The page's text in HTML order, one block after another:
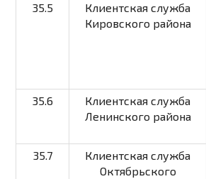
35.5
Клиентская служба
Кировского района
35.6
Клиентская служба
Ленинского района
35.7
Клиентская служба
Октябрьского